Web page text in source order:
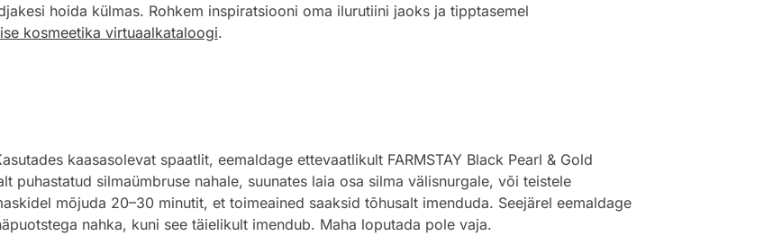
hoida külmas. Rohkem inspiratsiooni oma ilurutiini jaoks ja tipptasemel
kosmeetika virtuaalkataloogi.
kaasasolevat spaatlit, eemaldage ettevaatlikult FARMSTAY Black Pearl & Gold
puhastatud silmaümbruse nahale, suunates laia osa silma välisnurgale, või teistele
mõjuda 20–30 minutit, et toimeained saaksid tõhusalt imenduda. Seejärel eemaldage
nahka, kuni see täielikult imendub. Maha loputada pole vaja.